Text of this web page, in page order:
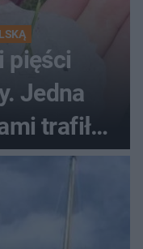
pięści
Jedna
trafiła